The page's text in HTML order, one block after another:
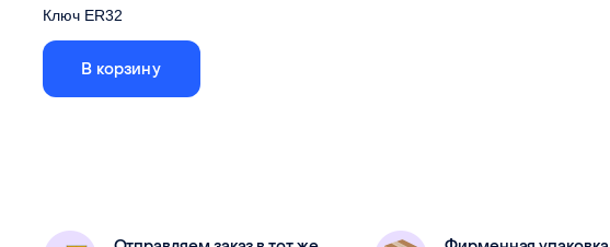
Ключ гаечный для гайки типоразмера ER32
Ключ ER32
В корзину